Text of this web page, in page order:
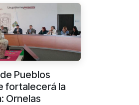
Pueblos
fortalecerá la
Ornelas